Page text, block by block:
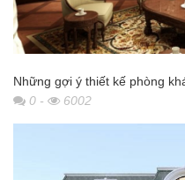
Những gợi ý thiết kế phòng
0 - 6002